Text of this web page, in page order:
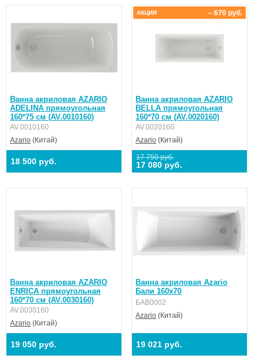
Ванна акриловая AZARIO
ADELINA прямоугольная
160*75 см (AV.0010160)
AV.0010160
Azario (Китай)
18 500 руб.
Ванна акриловая AZARIO
BELLA прямоугольная
160*70 см (AV.0020160)
AV.0020160
Azario (Китай)
17 750 руб.
17 080 руб.
– 670 руб.
АКЦИЯ
Ванна акриловая AZARIO
ENRICA прямоугольная
160*70 см (AV.0030160)
AV.0030160
Azario (Китай)
19 050 руб.
Ванна акриловая Azario
Бали 160х70
БАВ0002
Azario (Китай)
19 021 руб.